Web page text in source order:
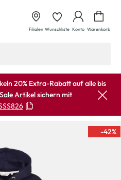
Filialen Wunschliste Konto Warenkorb
20% Extra-Rabatt auf alle bis
Artikelsichern mit
-42%